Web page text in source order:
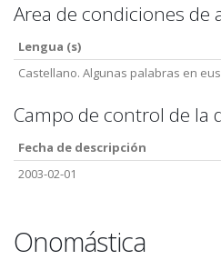
Area de condiciones de
Lengua (s)
Castellano. Algunas palabras en
Campo de control de la
Fecha de descripción
2003-02-01
Onomástica